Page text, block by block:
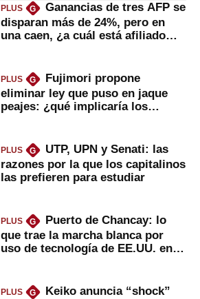
PLUS G
Ganancias de tres AFP se
disparan más de 24%, pero en
una caen, ¿a cuál está afiliado
PLUS G
Fujimori propone
eliminar ley que puso en jaque
peajes: ¿qué implicaría los
PLUS G
UTP, UPN y Senati: las
razones por la que los capitalinos
las prefieren para estudiar
PLUS G
Puerto de Chancay: lo
que trae la marcha blanca por
uso de tecnología de EE.UU. en
PLUS G
Keiko anuncia “shock”